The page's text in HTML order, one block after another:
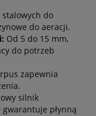
stalowych do
do aeracji.
Od 5 do 15 mm,
do potrzeb
zapewnia
silnik
płynną